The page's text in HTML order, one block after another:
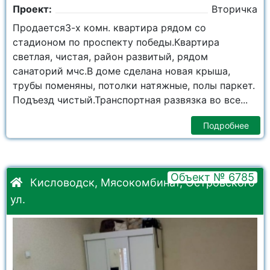
Проект:
Вторичка
Продается3-х комн. квартира рядом со
стадионом по проспекту победы.Квартира
светлая, чистая, район развитый, рядом
санаторий мчс.В доме сделана новая крыша,
трубы поменяны, потолки натяжные, полы паркет.
Подъезд чистый.Транспортная развязка во все...
Подробнее
Кисловодск, Мясокомбинат, Островского
ул.
Объект № 6785